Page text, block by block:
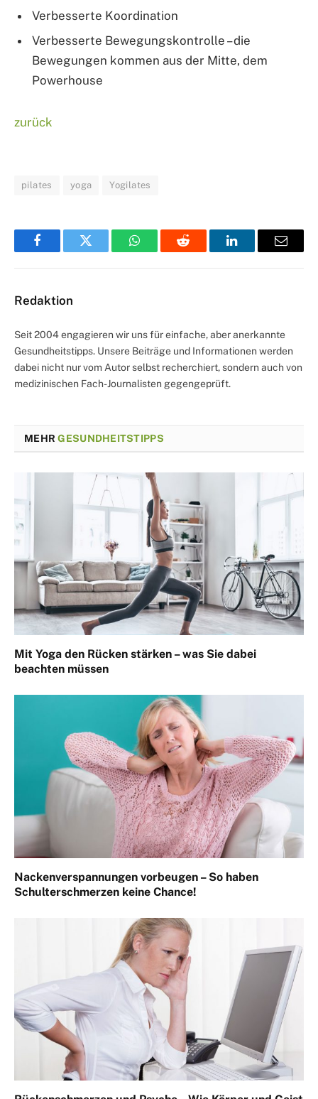
Verbesserte Koordination
Verbesserte Bewegungskontrolle – die
Bewegungen kommen aus der Mitte, dem
Powerhouse
zurück
pilates yoga Yogilates
FacebookTwitter WhatsAppReddit LinkedInEmail
Redaktion
Seit 2004 engagieren wir uns für einfache, aber anerkannte
Gesundheitstipps. Unsere Beiträge und Informationen werden
dabei nicht nur vom Autor selbst recherchiert, sondern auch von
medizinischen Fach-Journalisten gegengeprüft.
MEHRGESUNDHEITSTIPPS
Mit Yoga den Rücken stärken – was Sie dabei
beachten müssen
Nackenverspannungen vorbeugen – So haben
Schulterschmerzen keine Chance!